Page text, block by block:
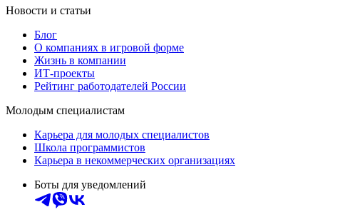
Новости и статьи
Блог
О компаниях в игровой форме
Жизнь в компании
ИТ-проекты
Рейтинг работодателей России
Молодым специалистам
Карьера для молодых специалистов
Школа программистов
Карьера в некоммерческих организациях
Боты для уведомлений